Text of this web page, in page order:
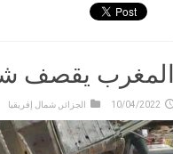
المغرب يقصف
10/04/2022 الجزائر ,شمال إفريقيا